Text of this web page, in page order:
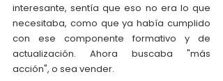
interesante, sentía que eso no era lo que
necesitaba, como que ya había cumplido
con ese componente formativo y de
actualización. Ahora buscaba "más
acción", o sea vender.